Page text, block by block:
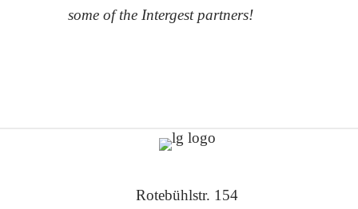
some of the Intergest partners!
Rotebühlstr. 154